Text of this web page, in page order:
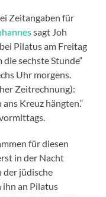
Zeitangaben für
sagt Joh
Pilatus am Freitag
die sechste Stunde“
Uhr morgens.
Zeitrechnung):
Kreuz hängten.“
für diesen
in der Nacht
der jüdische
ihn an Pilatus